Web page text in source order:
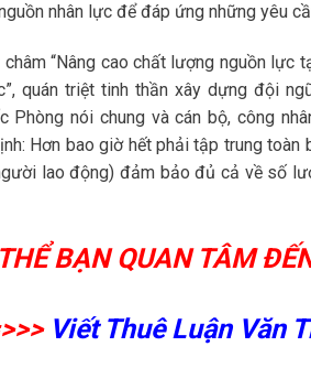
nhân lực để đáp ứng những yêu
“Nâng cao chất lượng nguồn lực
quán triệt tinh thần xây dựng đội
Phòng nói chung và cán bộ, công
Hơn bao giờ hết phải tập trung
lao động) đảm bảo đủ cả về số
BẠN QUAN TÂM
Viết Thuê Luận Văn